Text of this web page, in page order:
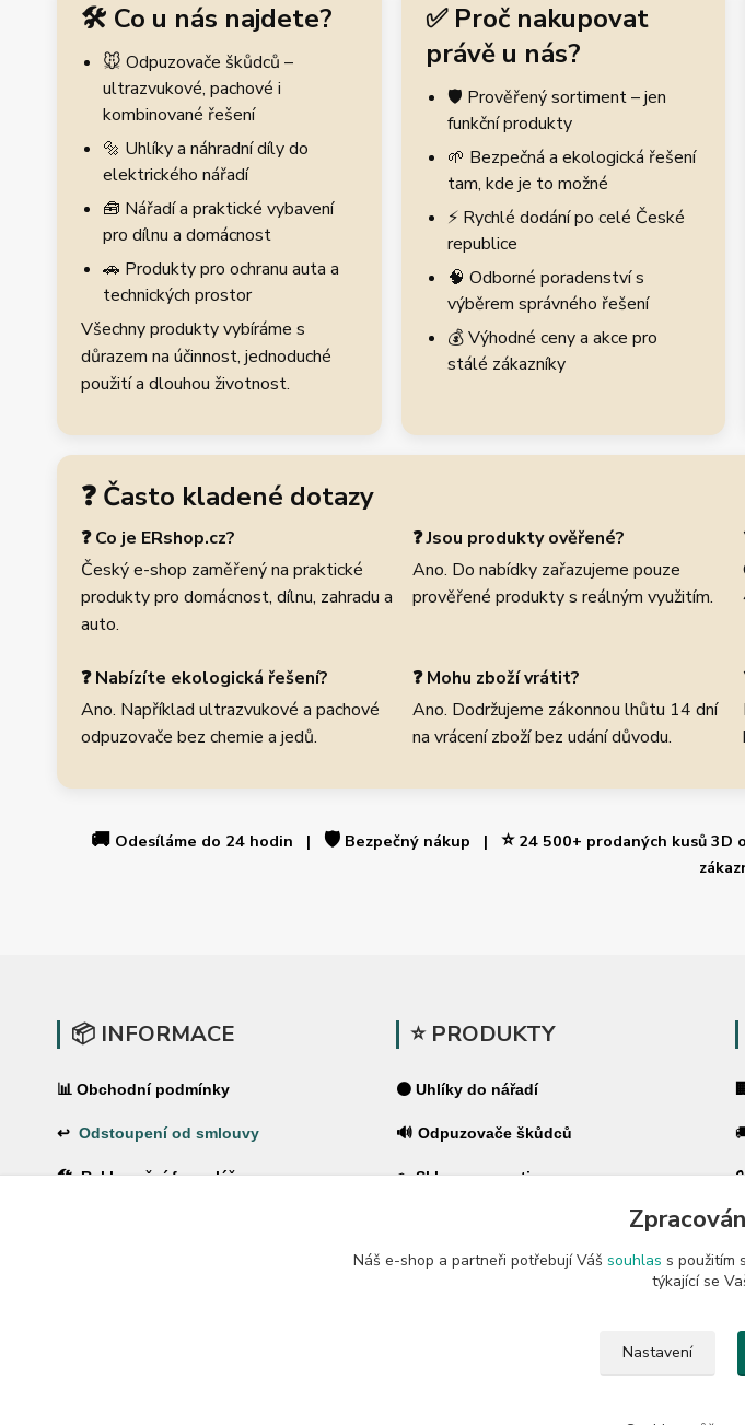
🛠️ Co u nás najdete?
🐭 Odpuzovače škůdců –
ultrazvukové, pachové i
kombinované řešení
🔩 Uhlíky a náhradní díly do
elektrického nářadí
🧰 Nářadí a praktické vybavení
pro dílnu a domácnost
🚗 Produkty pro ochranu auta a
technických prostor
Všechny produkty vybíráme s
důrazem na účinnost, jednoduché
použití a dlouhou životnost.
✅ Proč nakupovat
právě u nás?
🛡️ Prověřený sortiment – jen
funkční produkty
🌱 Bezpečná a ekologická řešení
tam, kde je to možné
⚡ Rychlé dodání po celé České
republice
🧠 Odborné poradenství s
výběrem správného řešení
💰 Výhodné ceny a akce pro
stálé zákazníky
❓ Často kladené dotazy
❓ Co je ERshop.cz?
Český e-shop zaměřený na praktické
produkty pro domácnost, dílnu, zahradu a
auto.
❓ Jsou produkty ověřené?
Ano. Do nabídky zařazujeme pouze
prověřené produkty s reálným využitím.
❓ Nabízíte ekologická řešení?
Ano. Například ultrazvukové a pachové
odpuzovače bez chemie a jedů.
❓ Mohu zboží vrátit?
Ano. Dodržujeme zákonnou lhůtu 14 dní
na vrácení zboží bez udání důvodu.
🚚 Odesíláme do 24 hodin | 🛡️ Bezpečný nákup | ⭐24 500+ prodaných kusů 3D
📦 INFORMACE
📊 Obchodní podmínky
↩ Odstoupení od smlouvy
🛠 Reklamační formulář
⭐ PRODUKTY
⚫ Uhlíky do nářadí
🔊 Odpuzovače škůdců
🪤 Sklopce a pasti
⚡ Elektrické ohradníky
Náš e-shop a partneři potřebují Váš souhlas s použitím
týkající se
Nastavení